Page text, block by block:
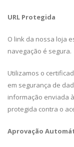
URL Protegida
O link da nossa loja
navegação é segura.
Utilizamos o
em segurança de
informação enviada
protegida contra o
Aprovação